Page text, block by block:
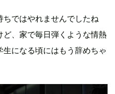
ちではやれませんでしたね
ど、家で毎日弾くような情熱
になる頃にはもう辞めちゃ